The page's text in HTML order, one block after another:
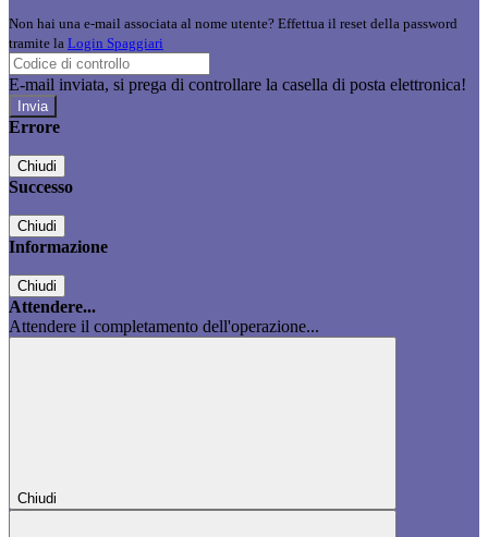
Non hai una e-mail associata al nome utente? Effettua il reset della password
tramite la Login Spaggiari
E-mail inviata, si prega di controllare la casella di posta elettronica!
Errore
Chiudi
Successo
Chiudi
Informazione
Chiudi
Attendere...
Attendere il completamento dell'operazione...
Chiudi